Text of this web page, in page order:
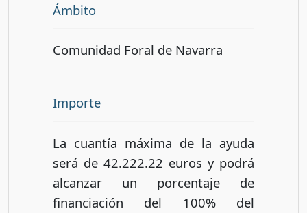
Ámbito
Comunidad Foral de Navarra
Importe
La cuantía máxima de la ayuda
será de 42.222.22 euros y podrá
alcanzar un porcentaje de
financiación del 100% del